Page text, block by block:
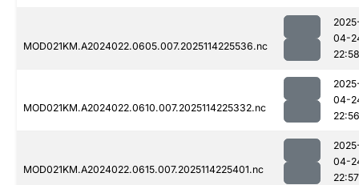
MOD021KM.A2024022.0605.007.2025114225536.nc
04-
22:58
MOD021KM.A2024022.0610.007.2025114225332.nc
04-
22:56
MOD021KM.A2024022.0615.007.2025114225401.nc
04-
22:57